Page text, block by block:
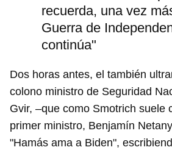
INICIAR SESIÓN
recuerda, una vez
Guerra de
continúa"
Dos horas antes, el también
colono ministro de Seguridad
Gvir, –que como Smotrich suele
primer ministro, Benjamín
"Hamás ama a Biden",